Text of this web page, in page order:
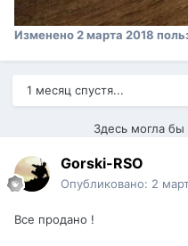
Изменено 2 марта 2018
1 месяц спустя...
Здесь могла
Gorski-RSO
Опубликовано: 2
Все продано !